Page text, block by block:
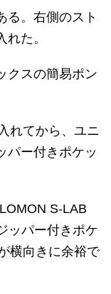
る。右側のスト
た。
クスの簡易ポン
れてから、ユニ
パー付きポケッ
S-LAB
ッパー付きポケ
横向きに余裕で